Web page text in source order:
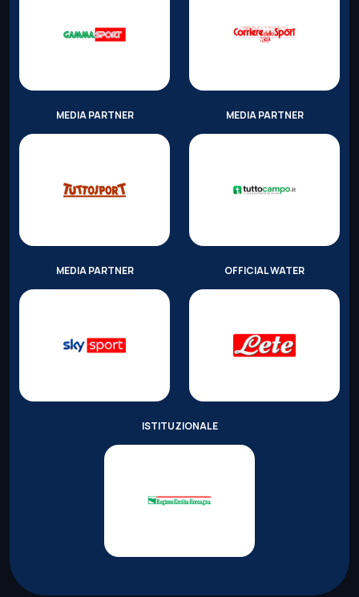
MEDIA PARTNER MEDIA PARTNER
MEDIA PARTNER OFFICIAL WATER
ISTITUZIONALE